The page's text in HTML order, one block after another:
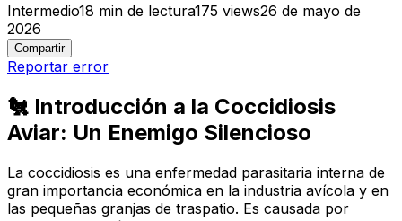
Intermedio18 min de lectura175 views26 de mayo de
2026
Compartir
Reportar error
🐔 Introducción a la Coccidiosis
Aviar: Un Enemigo Silencioso
La coccidiosis es una enfermedad parasitaria interna de
gran importancia económica en la industria avícola y en
las pequeñas granjas de traspatio. Es causada por